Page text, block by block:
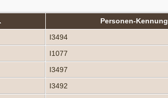
Personen-Kennung
I3494
I1077
I3497
I3492